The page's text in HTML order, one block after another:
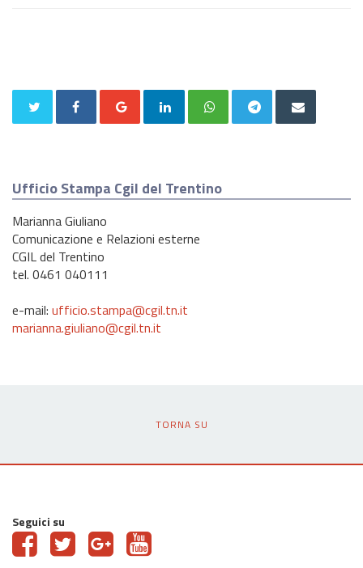
Ufficio Stampa Cgil del Trentino
Marianna Giuliano
Comunicazione e Relazioni esterne
CGIL del Trentino
tel. 0461 040111
e-mail: ufficio.stampa@cgil.tn.it
marianna.giuliano@cgil.tn.it
TORNA SU
Seguici su